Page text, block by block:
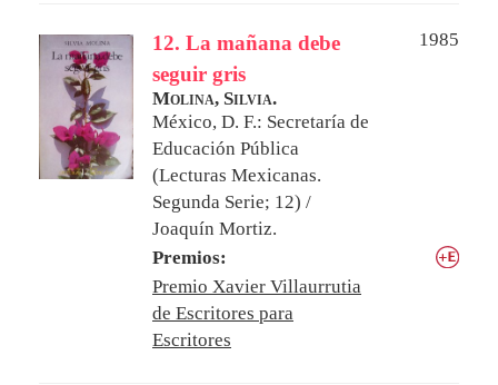
12. La mañana debe
seguir gris
1985
Molina, Silvia.
México, D. F.: Secretaría de
Educación Pública
(Lecturas Mexicanas.
Segunda Serie; 12) /
Joaquín Mortiz.
Premios:
Premio Xavier Villaurrutia
de Escritores para
Escritores